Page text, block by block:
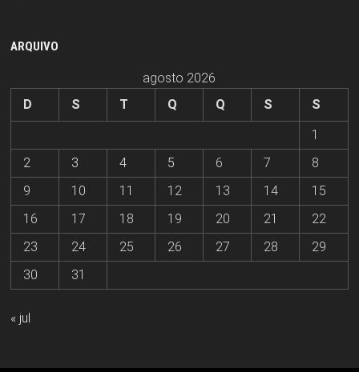
ARQUIVO
agosto 2026
D
S T Q Q S
S
1
2
3 4 5 6 7
8
9
10 11 12 13 14
15
16
17 18 19 20 21
22
23
24 25 26 27 28
29
30
31
« jul